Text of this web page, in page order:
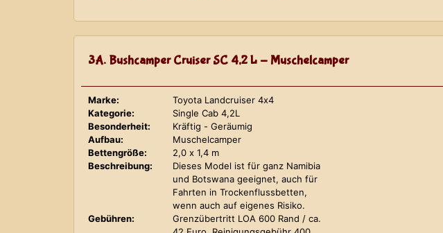
3A. Bushcamper Cruiser SC 4,2 L - Muschelcamper
Marke:
Toyota Landcruiser 4x4
Kategorie:
Single Cab 4,2L
Besonderheit:
Kräftig - Geräumig
Aufbau:
Muschelcamper
Bettengröße:
2,0 x 1,4 m
Beschreibung:
Dieses Model ist für ganz Namibia
und Botswana geeignet, auch für
Fahrten in Trockenflussbetten,
wenn auch auf eigenes Risiko.
Gebühren:
Grenzübertritt LOA 600 Rand / ca.